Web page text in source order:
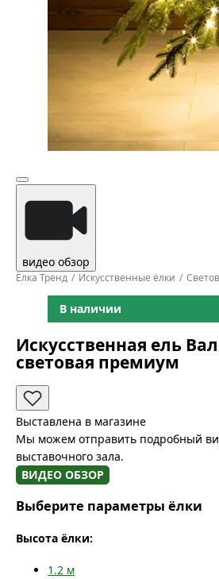
видео обзор
Ёлка Тренд Искусственные ёлки
В наличии
Искусственная ель
световая премиум
Выставлена в магазине
Мы можем отправить подробный
выставочного зала.
ВИДЕО ОБЗОР
Выберите параметры ёлки
Высота ёлки:
1.2 м